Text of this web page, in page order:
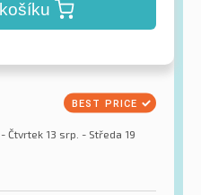
Čtvrtek 13 srp. - Středa 19